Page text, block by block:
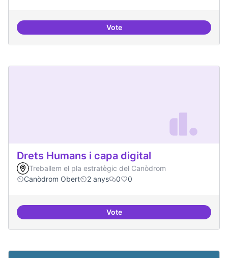
VoteGrades Obertes
Drets Humans i capa digital
Treballem el pla estratègic del Canòdrom
Canòdrom Obert
2 anys 0 0
VoteDrets Humans i capa digital